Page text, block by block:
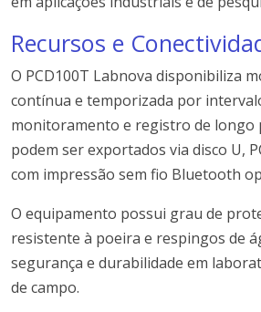
Recursos e
O PCD100T Labnova disponibiliza
contínua e temporizada por
monitoramento e registro de longo
podem ser exportados via disco U,
com impressão sem fio Bluetooth
O equipamento possui grau de
resistente à poeira e respingos de
segurança e durabilidade em
de campo.